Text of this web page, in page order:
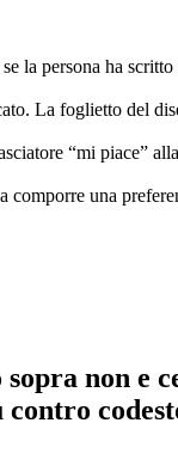
la persona ha
La foglietto del
“mi piace”
comporre una
non e